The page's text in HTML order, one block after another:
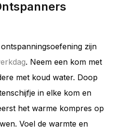
zijn
. Neem een ​​kom met
met koud water. Doop
in elke kom en
het warme kompres op
Voel de warmte en